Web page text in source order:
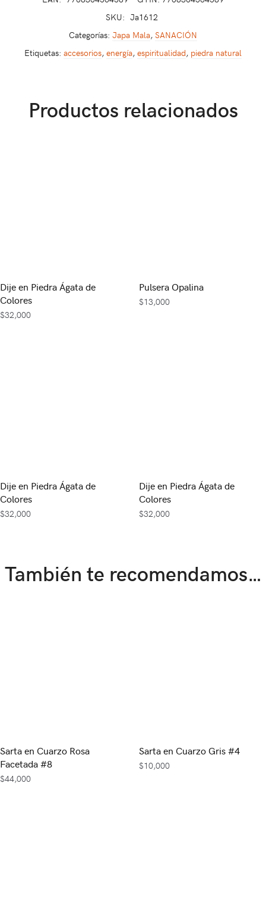
SKU: Ja1612
Categorías: Japa Mala, SANACIÓN
Etiquetas: accesorios, energía, espiritualidad, piedra natural
Productos relacionados
Dije en Piedra Ágata de
Colores
$32,000
Pulsera Opalina
$13,000
Dije en Piedra Ágata de
Colores
$32,000
Dije en Piedra Ágata de
Colores
$32,000
También te recomendamos…
Sarta en Cuarzo Rosa
Facetada #8
$44,000
Sarta en Cuarzo Gris #4
$10,000